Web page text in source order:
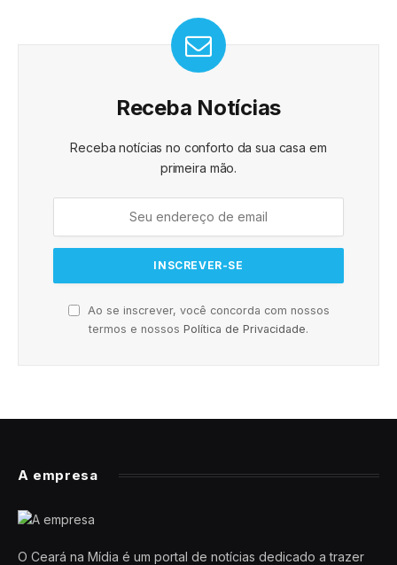
Receba Notícias
Receba notícias no conforto da sua casa em
primeira mão.
Ao se inscrever, você concorda com nossos
termos e nossos Política de Privacidade.
A empresa
O Ceará na Mídia é um portal de notícias dedicado a trazer